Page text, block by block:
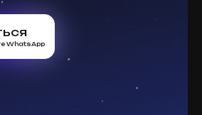
WhatsApp